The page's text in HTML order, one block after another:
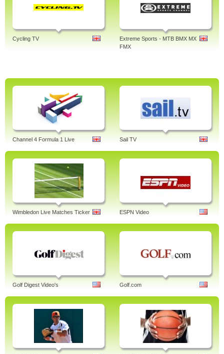
Cycling TV
Extreme Sports - MTB BMX MX
FMX
Channel 4 Formula 1 Live Sail TV
Wimbledon Live Matches Ticker ESPN Video
Golf Digest Video's Golf.com